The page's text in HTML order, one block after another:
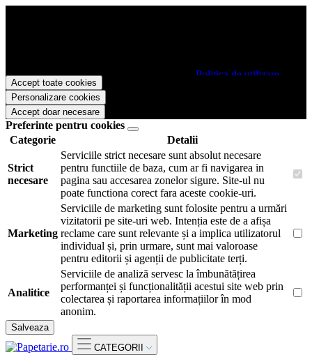
Papetarie.ro este necesar sa fiti de acord cu Politica de utilizare
cookie-uri.
Accept toate cookies
Personalizare cookies
Accept doar necesare
Preferinte pentru cookies
Categorie
Detalii
Strict
necesare
Serviciile strict necesare sunt absolut necesare
pentru functiile de baza, cum ar fi navigarea in
pagina sau accesarea zonelor sigure. Site-ul nu
poate functiona corect fara aceste cookie-uri.
Marketing
Serviciile de marketing sunt folosite pentru a urmări
vizitatorii pe site-uri web. Intenția este de a afișa
reclame care sunt relevante și a implica utilizatorul
individual și, prin urmare, sunt mai valoroase
pentru editorii și agenții de publicitate terți.
Analitice
Serviciile de analiză servesc la îmbunătățirea
performanței și funcționalității acestui site web prin
colectarea și raportarea informațiilor în mod
anonim.
Salveaza
CATEGORII